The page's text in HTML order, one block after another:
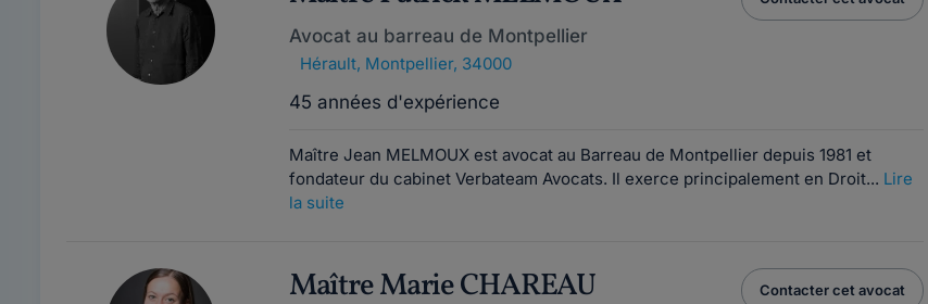
Avocat au barreau de Montpellier
Hérault, Montpellier, 34000
45 années d'expérience
Maître Jean MELMOUX est avocat au Barreau de Montpellier depuis 1981 et
fondateur du cabinet Verbateam Avocats. Il exerce principalement en Droit... Lire
la suite
Maître Marie CHAREAU Contacter cet avocat